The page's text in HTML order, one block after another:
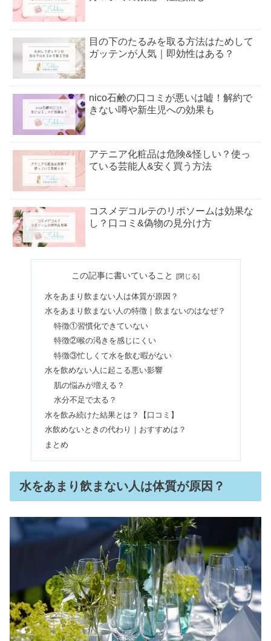
目の下のたるみを取る方法はためして
ガッテンが人気｜即効性はある？
nico石鹸の口コミが悪いは嘘！解約で
きない噂や新生児への効果も
アテニア化粧品は危険&怪しい？使っ
ている芸能人&安く買う方法
コスメデコルテのリポソームは効果な
し？口コミ&偽物の見分け方
取れすぎ？ごっそり取る方法も
美容鍼を続けた結果とは？効果や頻度
まとめ｜何回目で実感する？
アヤナスは買ってはいけない？本音の
口コミ！50代は毛穴広がる？
アルビオンを使い続けると？乳液だけ
顔のたるみ改善はためしてガッテン！
アルージェは買ってはいけない？愛用
芸能人＆キュレルと比較
ビニール肌とは？見分け方&改善する
治し方｜レチノールが原因？
この記事に書いていること
水をあまり飲まない人は体質が原因？
水をあまり飲まない人の特徴｜飲まないのはなぜ？
特徴①習慣化できていない
特徴②喉の渇きを感じにくい
特徴③忙しくて水を飲む暇がない
水を飲めない人に起こる悪い影響
肌の悩みが増える？
水分不足で太る？
水を飲み続けた結果とは？【口コミ】
水飲めないときの代わり｜おすすめは？
まとめ
水をあまり飲まない人は体質が原因？